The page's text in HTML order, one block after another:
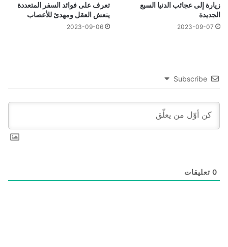
زيارة إلى عجائب الدنيا السبع
الجديدة
2023-09-07
تعرف على فوائد السفر المتعددة
ينعش العقل ومهدئ للأعصاب
2023-09-06
Subscribe
0 تعليقات